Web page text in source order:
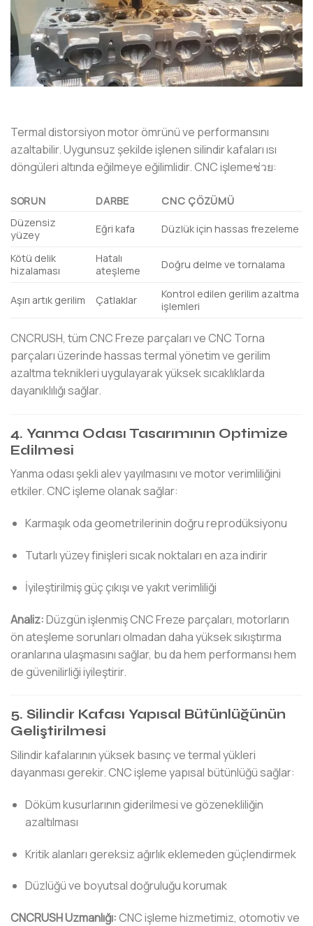
Termal distorsiyon motor ömrünü ve performansını
azaltabilir. Uygunsuz şekilde işlenen silindir kafaları ısı
döngüleri altında eğilmeye eğilimlidir. CNC işlemeช่วย:
SORUN DARBE
CNC ÇÖZÜMÜ
Düzensiz
yüzey
Eğri kafa Düzlük için hassas frezeleme
Kötü delik
hizalaması
Hatalı
ateşleme
Doğru delme ve tornalama
Aşırı artık gerilim Çatlaklar
Kontrol edilen gerilim azaltma
işlemleri
CNCRUSH, tüm CNC Freze parçaları ve CNC Torna
parçaları üzerinde hassas termal yönetim ve gerilim
azaltma teknikleri uygulayarak yüksek sıcaklıklarda
dayanıklılığı sağlar.
4. Yanma Odası Tasarımının Optimize
Edilmesi
Yanma odası şekli alev yayılmasını ve motor verimliliğini
etkiler. CNC işleme olanak sağlar:
Karmaşık oda geometrilerinin doğru reprodüksiyonu
Tutarlı yüzey finişleri sıcak noktaları en aza indirir
İyileştirilmiş güç çıkışı ve yakıt verimliliği
Analiz:Düzgün işlenmiş CNC Freze parçaları, motorların
ön ateşleme sorunları olmadan daha yüksek sıkıştırma
oranlarına ulaşmasını sağlar, bu da hem performansı hem
de güvenilirliği iyileştirir.
5. Silindir Kafası Yapısal Bütünlüğünün
Geliştirilmesi
Silindir kafalarının yüksek basınç ve termal yükleri
dayanması gerekir. CNC işleme yapısal bütünlüğü sağlar:
Döküm kusurlarının giderilmesi ve gözenekliliğin
azaltılması
Kritik alanları gereksiz ağırlık eklemeden güçlendirmek
Düzlüğü ve boyutsal doğruluğu korumak
CNCRUSH Uzmanlığı:CNC işleme hizmetimiz, otomotiv ve